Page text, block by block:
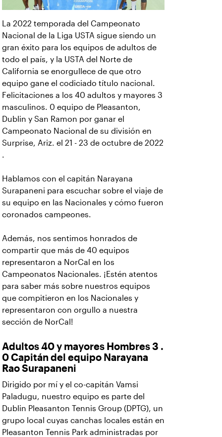
La 2022 temporada del Campeonato
Nacional de la Liga USTA sigue siendo un
gran éxito para los equipos de adultos de
todo el país, y la USTA del Norte de
California se enorgullece de que otro
equipo gane el codiciado título nacional.
Felicitaciones a los 40 adultos y mayores 3
masculinos. 0 equipo de Pleasanton,
Dublin y San Ramon por ganar el
Campeonato Nacional de su división en
Surprise, Ariz. el 21 - 23 de octubre de 2022
.
Hablamos con el capitán Narayana
Surapaneni para escuchar sobre el viaje de
su equipo en las Nacionales y cómo fueron
coronados campeones.
Además, nos sentimos honrados de
compartir que más de 40 equipos
representaron a NorCal en los
Campeonatos Nacionales. ¡Estén atentos
para saber más sobre nuestros equipos
que compitieron en los Nacionales y
representaron con orgullo a nuestra
sección de NorCal!
Adultos 40 y mayores Hombres 3 .
0 Capitán del equipo Narayana
Rao Surapaneni
Dirigido por mí y el co-capitán Vamsi
Paladugu, nuestro equipo es parte del
Dublin Pleasanton Tennis Group (DPTG), un
grupo local cuyas canchas locales están en
Pleasanton Tennis Park administradas por